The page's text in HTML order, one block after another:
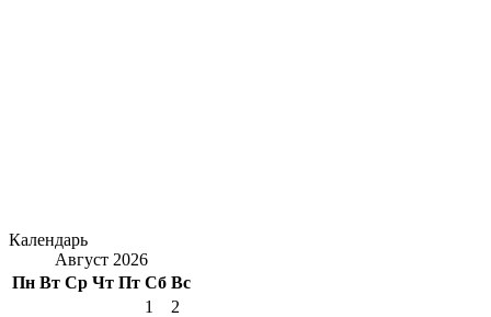
Календарь
Август 2026
Пн Вт Ср Чт Пт Сб Вс
1
2